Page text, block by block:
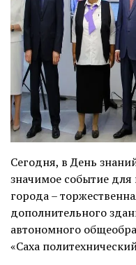
Сегодня, в День
значимое событие для
города –
дополнительного
автономного
«Саха